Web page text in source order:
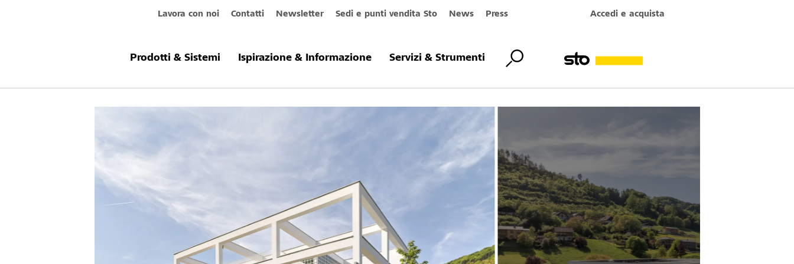
Lavora con noi Contatti Newsletter Sedi e punti vendita Sto News Press Accedi e acquista
Prodotti & Sistemi Ispirazione & Informazione Servizi & Strumenti
Museo d'arte Schutz